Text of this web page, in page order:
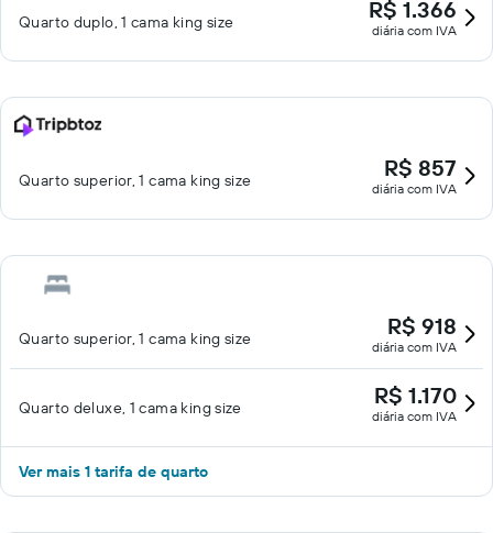
Quarto duplo, 1 cama king size R$ 1.366
diária com IVA
Quarto superior, 1 cama king size R$ 857
diária com IVA
Quarto superior, 1 cama king size R$ 918
diária com IVA
Quarto deluxe, 1 cama king size R$ 1.170
diária com IVA
Ver mais 1 tarifa de quarto